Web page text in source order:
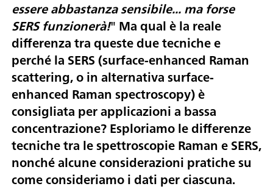
essere abbastanza sensibile... ma forse
SERS funzionerà!" Ma qual è la reale
differenza tra queste due tecniche e
perché la SERS (surface-enhanced Raman
scattering, o in alternativa surface-
enhanced Raman spectroscopy) è
consigliata per applicazioni a bassa
concentrazione? Esploriamo le differenze
tecniche tra le spettroscopie Raman e SERS,
nonché alcune considerazioni pratiche su
come consideriamo i dati per ciascuna.